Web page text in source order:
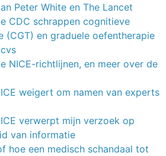
Peter White en The Lancet
CDC schrappen cognitieve
(CGT) en graduele oefentherapie
NICE-richtlijnen, en meer over de
weigert om namen van experts
verwerpt mijn verzoek op
van informatie
hoe een medisch schandaal tot